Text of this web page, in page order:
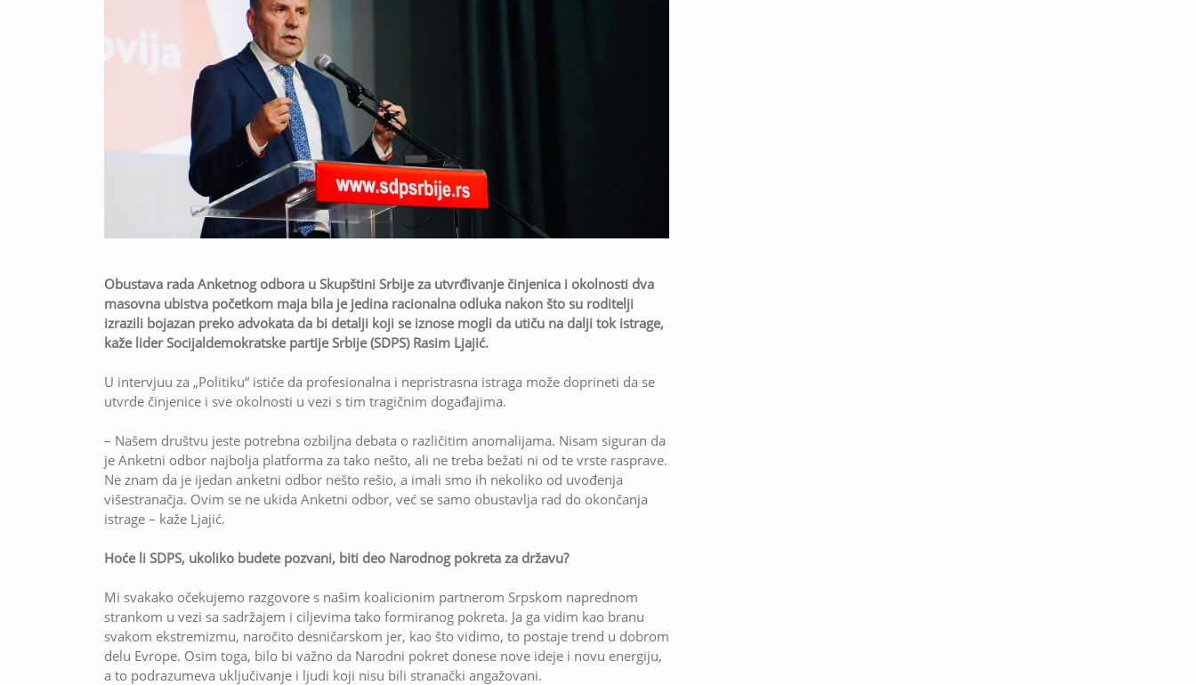
Obustava rada Anketnog odbora u Skupštini Srbije za utvrđivanje činjenica i okolnosti dva
masovna ubistva početkom maja bila je jedina racionalna odluka nakon što su roditelji
izrazili bojazan preko advokata da bi detalji koji se iznose mogli da utiču na dalji tok istrage,
kaže lider Socijaldemokratske partije Srbije (SDPS) Rasim Ljajić.
U intervjuu za „Politiku“ ističe da profesionalna i nepristrasna istraga može doprineti da se
utvrde činjenice i sve okolnosti u vezi s tim tragičnim događajima.
– Našem društvu jeste potrebna ozbiljna debata o različitim anomalijama. Nisam siguran da
je Anketni odbor najbolja platforma za tako nešto, ali ne treba bežati ni od te vrste rasprave.
Ne znam da je ijedan anketni odbor nešto rešio, a imali smo ih nekoliko od uvođenja
višestranačja. Ovim se ne ukida Anketni odbor, već se samo obustavlja rad do okončanja
istrage – kaže Ljajić.
Hoće li SDPS, ukoliko budete pozvani, biti deo Narodnog pokreta za državu?
Mi svakako očekujemo razgovore s našim koalicionim partnerom Srpskom naprednom
strankom u vezi sa sadržajem i ciljevima tako formiranog pokreta. Ja ga vidim kao branu
svakom ekstremizmu, naročito desničarskom jer, kao što vidimo, to postaje trend u dobrom
delu Evrope. Osim toga, bilo bi važno da Narodni pokret donese nove ideje i novu energiju,
a to podrazumeva uključivanje i ljudi koji nisu bili stranački angažovani.